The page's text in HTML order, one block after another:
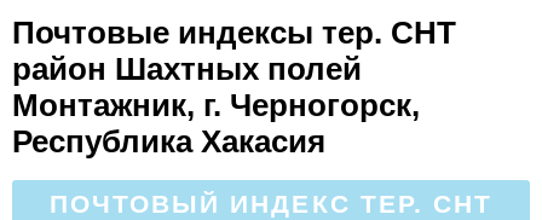
Почтовые индексы тер. СНТ
район Шахтных полей
Монтажник, г. Черногорск,
Республика Хакасия
ПОЧТОВЫЙ ИНДЕКС ТЕР. СНТ